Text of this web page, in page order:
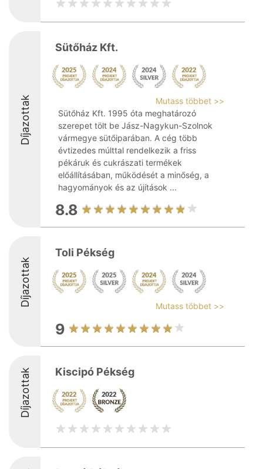
Díjazottak
Sütőház Kft.
Mutass többet >>
Sütőház Kft. 1995 óta meghatározó
szerepet tölt be Jász-Nagykun-Szolnok
vármegye sütőiparában. A cég több
évtizedes múlttal rendelkezik a friss
pékáruk és cukrászati termékek
előállításában, működését a minőség, a
hagyományok és az újítások ...
8.8
Díjazottak
Toli Pékség
Mutass többet >>
9
Díjazottak Kiscipó Pékség